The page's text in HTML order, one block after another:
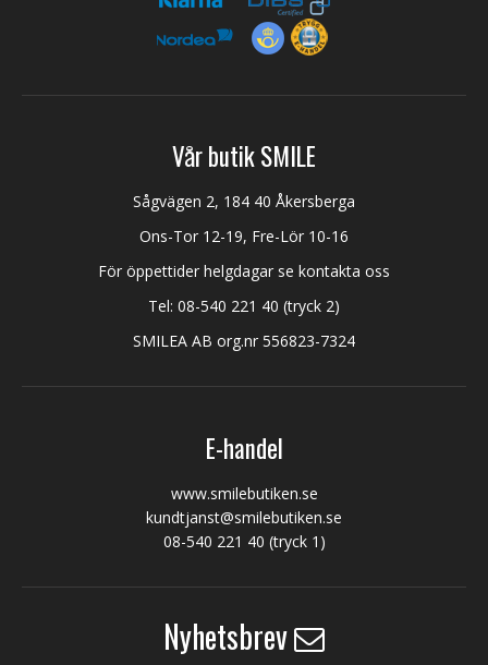
Vår butik SMILE
Sågvägen 2, 184 40 Åkersberga
Ons-Tor 12-19, Fre-Lör 10-16
För öppettider helgdagar se kontakta oss
Tel: 08-540 221 40 (tryck 2)
SMILEA AB org.nr 556823-7324
E-handel
www.smilebutiken.se
kundtjanst@smilebutiken.se
08-540 221 40 (tryck 1)
Nyhetsbrev